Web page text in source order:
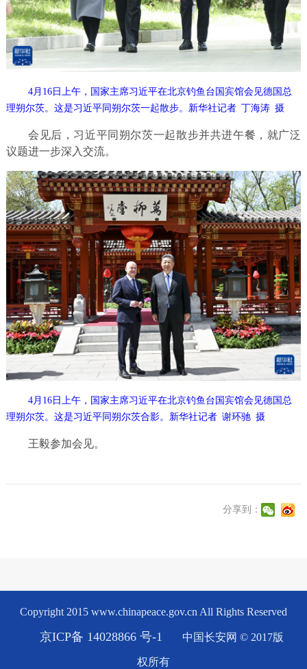
4月16日上午，国家主席习近平在北京钓鱼台国宾馆会见德国总
理朔尔茨。这是习近平同朔尔茨一起散步。新华社记者 丁海涛 摄
会见后，习近平同朔尔茨一起散步并共进午餐，就广泛
议题进一步深入交流。
4月16日上午，国家主席习近平在北京钓鱼台国宾馆会见德国总
理朔尔茨。这是习近平同朔尔茨合影。新华社记者 谢环驰 摄
王毅参加会见。
分享到：
Copyright 2015 www.chinapeace.gov.cn All Rights Reserved
京ICP备 14028866 号-1 中国长安网 © 2017版
权所有